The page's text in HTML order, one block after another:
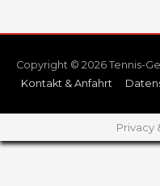
Copyright © 2026 Tennis-
Kontakt & Anfahrt
Privacy